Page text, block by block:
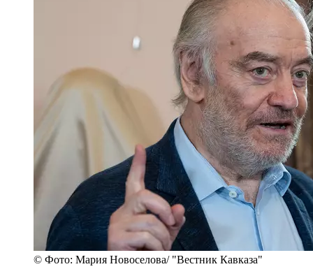
© Фото: Мария Новоселова/ "Вестник Кавказа"